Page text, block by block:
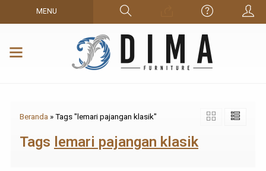
MENU
Beranda »Tags "lemari pajangan klasik"
Tags lemari pajangan klasik